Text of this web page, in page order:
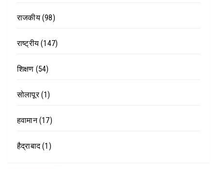
राजकीय(98)
राष्ट्रीय (147)
शिक्षण (54)
सोलापूर(1)
हवामान(17)
हैद्राबाद(1)